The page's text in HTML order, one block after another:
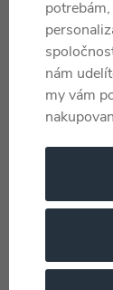
Výrobca /
Katalógové
EANnám
my vám